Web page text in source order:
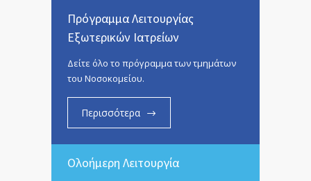
Πρόγραμμα Λειτουργίας
Εξωτερικών Ιατρείων
Δείτε όλο το πρόγραμμα των τμημάτων
του Νοσοκομείου.
Περισσότερα
Ολοήμερη Λειτουργία